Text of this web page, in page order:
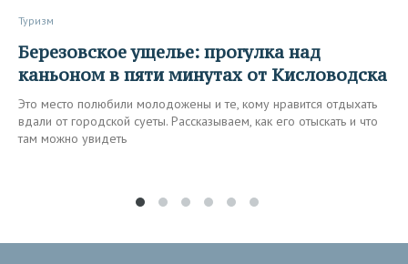
Туризм
Березовское ущелье: прогулка над
каньоном в пяти минутах от Кисловодска
Это место полюбили молодожены и те, кому нравится отдыхать
вдали от городской суеты. Рассказываем, как его отыскать и что
там можно увидеть